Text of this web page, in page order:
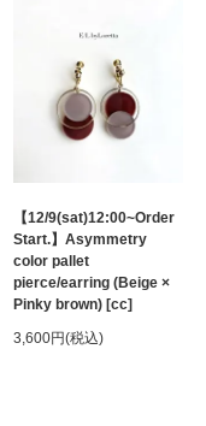
【12/9(sat)12:00~Order
Start.】Asymmetry
color pallet
pierce/earring (Beige ×
Pinky brown) [cc]
3,600円(税込)